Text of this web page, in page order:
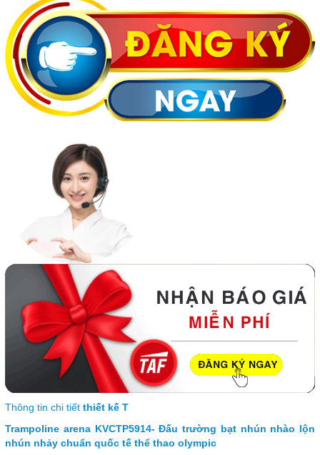
Thông tin chi tiết thiết kế T
Trampoline arena KVCTP5914- Đấu trường bạt nhún nhào lộn
nhún nhảy chuẩn quốc tế thể thao olympic